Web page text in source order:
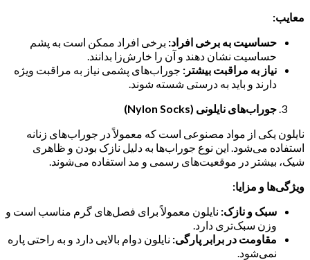
معایب:
حساسیت به برخی افراد: برخی افراد ممکن است به پشم
حساسیت نشان دهند و آن را خارش‌زا بدانند.
نیاز به مراقبت بیشتر: جوراب‌های پشمی نیاز به مراقبت ویژه
دارند و باید به درستی شسته شوند.
جوراب‌های نایلونی (Nylon Socks)
نایلون یکی از مواد مصنوعی است که معمولاً در جوراب‌های زنانه
استفاده می‌شود. این نوع جوراب‌ها به دلیل نازک بودن و ظاهری
شیک، بیشتر در موقعیت‌های رسمی و مد استفاده می‌شوند.
ویژگی‌ها و مزایا:
سبک و نازک: نایلون معمولاً برای فصل‌های گرم مناسب است و
وزن سبک‌تری دارد.
مقاومت در برابر پارگی: نایلون دوام بالایی دارد و به راحتی پاره
نمی‌شود.